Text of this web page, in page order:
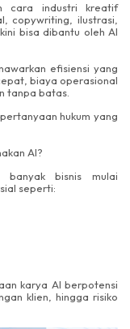
cara industri kreatif
copywriting, ilustrasi,
bisa dibantu oleh AI
efisiensi yang
biaya operasional
tanpa batas.
hukum yang
AI?
bisnis mulai
seperti:
karya AI berpotensi
klien, hingga risiko